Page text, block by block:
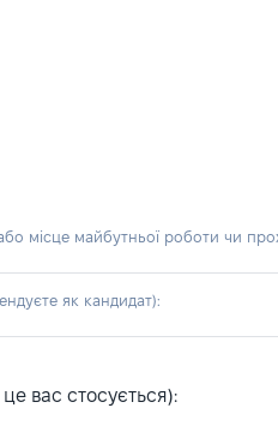
місце майбутньої роботи чи
як кандидат):
вас стосується):